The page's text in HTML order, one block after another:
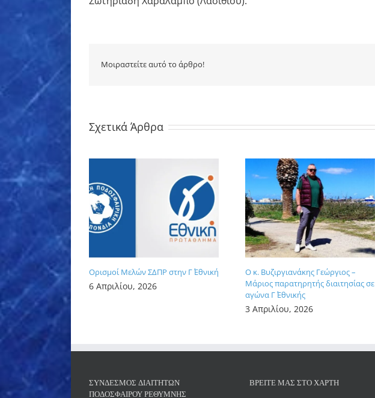
Μοιραστείτε αυτό το άρθρο!
Σχετικά Άρθρα
Ορισμοί Μελών ΣΔΠΡ στην Γ΄ Εθνική
6 Απριλίου, 2026
Ο κ. Βυζιργιανάκης Γεώργιος –
Μάριος παρατηρητής διαιτησίας σε
αγώνα Γ΄ Εθνικής
3 Απριλίου, 2026
ΣΎΝΔΕΣΜΟΣ ΔΙΑΙΤΗΤΏΝ
ΠΟΔΟΣΦΑΊΡΟΥ ΡΕΘΎΜΝΗΣ
ΒΡΕΊΤΕ ΜΑΣ ΣΤΟ ΧΆΡΤΗ